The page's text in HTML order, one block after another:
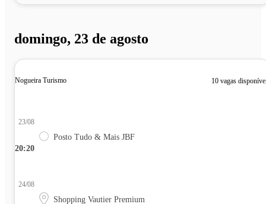
domingo, 23 de agosto
Nogueira Turismo 10 vagas
20:20
23/08
Posto Tudo & Mais JBF
24/08
Shopping Vautier Premium